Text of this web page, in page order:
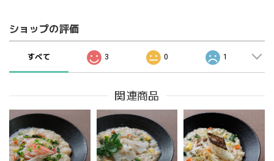
ショップの評価
すべて 3 0 1
関連商品